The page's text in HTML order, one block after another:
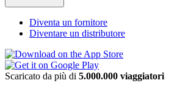
Diventa un fornitore
Diventare un distributore
Scaricato da più di 5.000.000 viaggiatori